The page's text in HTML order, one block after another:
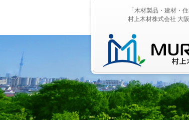
「木材製品・建材・
村上木材株式会社 大